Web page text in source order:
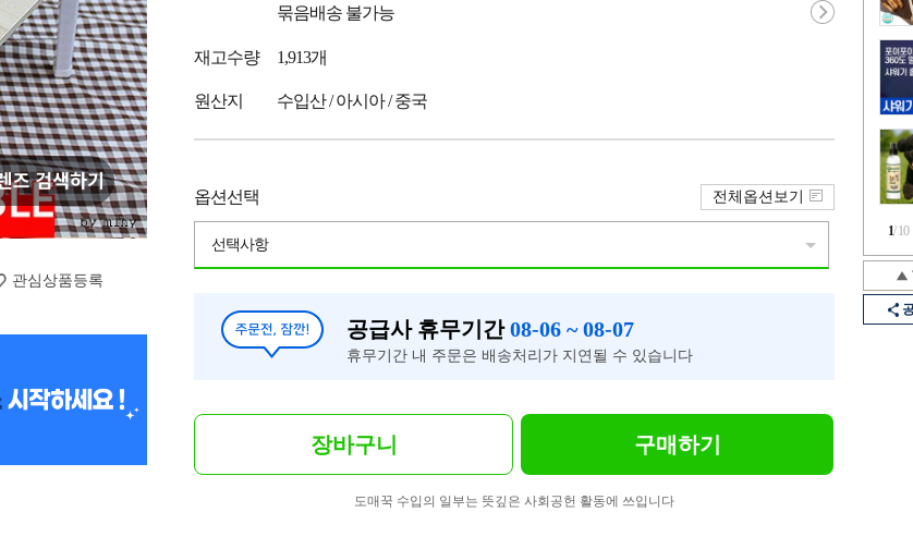
1/10
관심상품등록
묶음배송 불가능
재고수량 1,913개
원산지 수입산 / 아시아 / 중국
옵션선택
선택사항
전체옵션보기
공급사 휴무기간08-06 ~ 08-07
휴무기간 내 주문은 배송처리가 지연될 수 있습니다
장바구니 구매하기
도매꾹 수입의 일부는 뜻깊은 사회공헌 활동에 쓰입니다